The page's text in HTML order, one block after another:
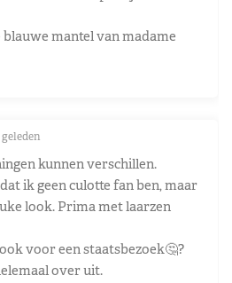
mantel van madame
geleden
kunnen verschillen.
ik geen culotte fan ben, maar
look. Prima met laarzen
voor een staatsbezoek🤔?
over uit.